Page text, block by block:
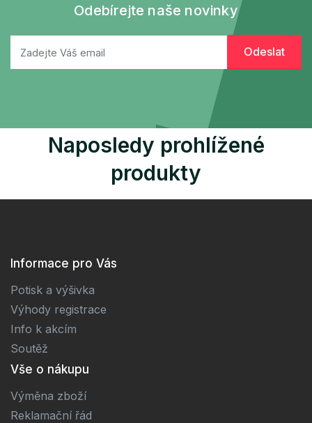
Odebírejte naše novinky
Naposledy prohlížené
produkty
Informace pro Vás
Potisk a výšivka
Výhody registrace
Info k akcím
Soutěž
Vše o nákupu
Výměna zboží
Reklamační řád